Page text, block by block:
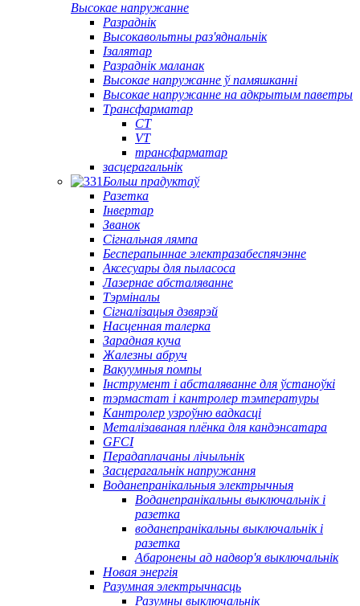
Высокае напружанне
Разраднік
Высокавольтны раз'яднальнік
Ізалятар
Разраднік маланак
Высокае напружанне ў памяшканні
Высокае напружанне на адкрытым паветры
Трансфарматар
CT
VT
трансфарматар
засцерагальнік
Больш прадуктаў
Разетка
Інвертар
Званок
Сігнальная лямпа
Бесперапыннае электразабеспячэнне
Аксесуары для пыласоса
Лазернае абсталяванне
Тэрміналы
Сігналізацыя дзвярэй
Насценная талерка
Зарадная куча
Жалезны абруч
Вакуумныя помпы
Інструмент і абсталяванне для ўстаноўкі
тэрмастат і кантролер тэмпературы
Кантролер узроўню вадкасці
Металізаваная плёнка для кандэнсатара
GFCI
Перадаплачаны лічыльнік
Засцерагальнік напружання
Воданепранікальныя электрычныя
Воданепранікальны выключальнік і
разетка
воданепранікальны выключальнік і
разетка
Абаронены ад надвор'я выключальнік
Новая энергія
Разумная электрычнасць
Разумны выключальнік